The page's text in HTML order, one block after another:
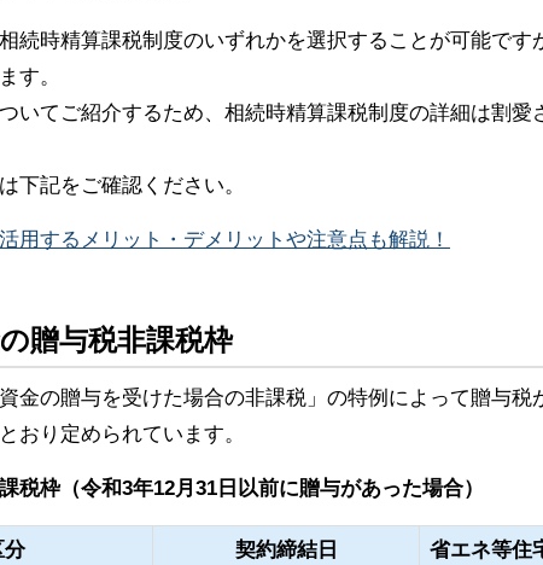
続時精算課税制度のいずれかを選択することが可能です
す。
いてご紹介するため、相続時精算課税制度の詳細は割愛
下記をご確認ください。
用するメリット・デメリットや注意点も解説！
贈与税非課税枠
金の贈与を受けた場合の非課税」の特例によって贈与税
おり定められています。
税枠（令和3年12月31日以前に贈与があった場合）
分 契約締結日 省エネ等住